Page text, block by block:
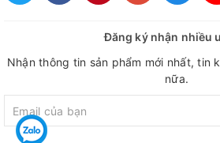
Đăng ký nhận nhiều
Nhận thông tin sản phẩm mới nhất, tin
nữa.